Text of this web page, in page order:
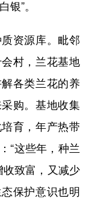
银”。
资源库。毗邻
村，兰花基地
各类兰花的养
购。基地收集
育，年产热带
“这些年，种兰
收致富，又减少
保护意识也明